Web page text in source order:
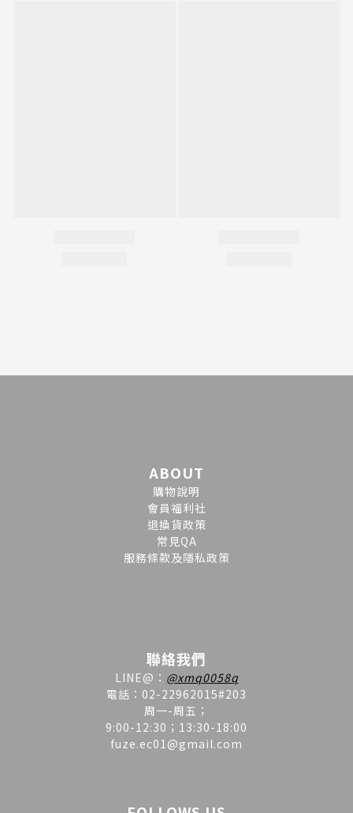
ABOUT
購物說明
會員福利社
退換貨政策
常見QA
服務條款及隱私政策
聯絡我們
LINE@ ： @xmq0058q
電話：02-22962015#203
周一-周五；
9:00-12:30；13:30-18:00
fuze.ec01@gmail.com